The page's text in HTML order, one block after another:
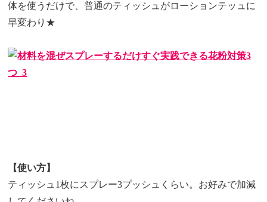
体を使うだけで、普通のティッシュがローションテッュに
早変わり★
【使い方】
ティッシュ1枚にスプレー3プッシュくらい。お好みで加減